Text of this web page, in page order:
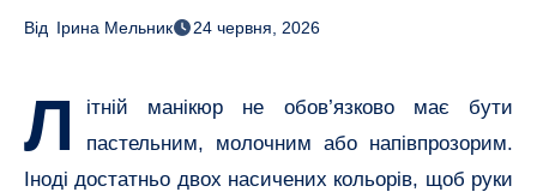
Від Ірина Мельник 24 червня, 2026
Л
ітній манікюр не обов’язково має бути
пастельним, молочним або напівпрозорим.
Іноді достатньо двох насичених кольорів, щоб руки